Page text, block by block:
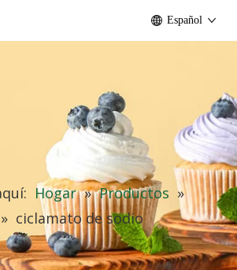
Español
Hogar » Productos »
» ciclamato de sodio